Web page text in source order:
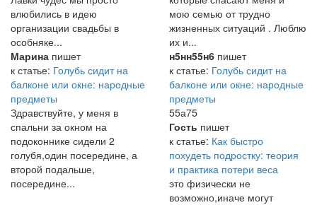
влюбились в идею
организации свадьбы в
особняке...
мою семью от трудно
жизненных ситуаций . Люблю
их и...
Марина пишет
к статье: Голубь сидит на
балконе или окне: народные
предметы
Здравствуйте, у меня в
спальни за окном на
подоконнике сидели 2
голубя,один посередине, а
второй подальше,
посередине...
н5нн55н6 пишет
к статье: Голубь сидит на
балконе или окне: народные
предметы
55а75
Гость пишет
к статье: Как быстро
похудеть подростку: теория
и практика потери веса
это физически не
возможно,иначе могут